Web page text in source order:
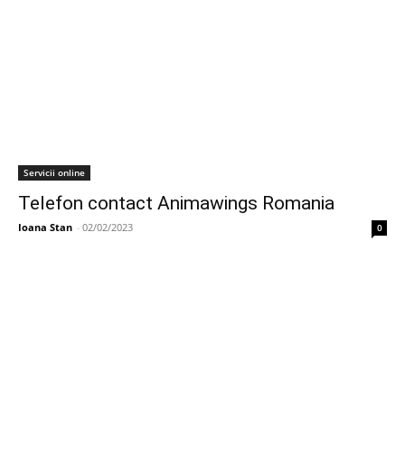
Servicii online
Telefon contact Animawings Romania
Ioana Stan - 02/02/2023 0